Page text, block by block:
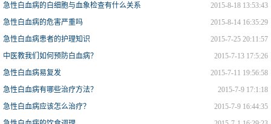
急性白血病的白细胞与血象检查有什么关系
2015-8-18 13:53:43
急性白血病的危害严重吗
2015-8-14 16:35:29
急性白血病患者的护理知识
2015-7-25 20:11:57
中医教我们如何预防白血病？
2015-7-13 17:5:26
急性白血病易复发
2015-7-11 19:56:58
急性白血病有哪些治疗方法？
2015-7-9 17:1:18
急性白血病应该怎么治疗？
2015-7-9 16:44:35